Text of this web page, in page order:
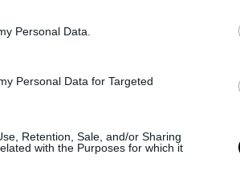
Personal Data.
Personal Data for Targeted
Retention, Sale, and/or Sharing
with the Purposes for which it